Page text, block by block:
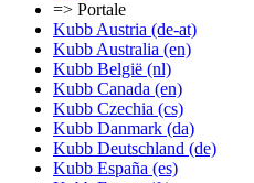
=> Portale
Kubb Austria (de-at)
Kubb Australia (en)
Kubb België (nl)
Kubb Canada (en)
Kubb Czechia (cs)
Kubb Danmark (da)
Kubb Deutschland (de)
Kubb España (es)